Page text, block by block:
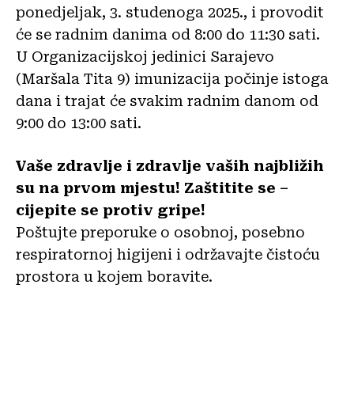
ponedjeljak, 3. studenoga 2025., i provodit
će se radnim danima od 8:00 do 11:30 sati.
U Organizacijskoj jedinici Sarajevo
(Maršala Tita 9) imunizacija počinje istoga
dana i trajat će svakim radnim danom od
9:00 do 13:00 sati.
Vaše zdravlje i zdravlje vaših najbližih
su na prvom mjestu! Zaštitite se –
cijepite se protiv gripe!
Poštujte preporuke o osobnoj, posebno
respiratornoj higijeni i održavajte čistoću
prostora u kojem boravite.